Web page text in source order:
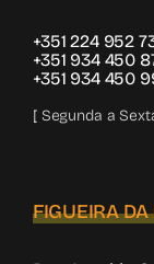
+351 224 952
+351 934 450
+351 934 450
[ Segunda a
FIGUEIRA DA